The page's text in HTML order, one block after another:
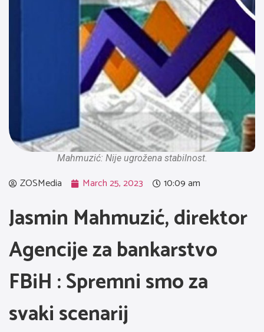
Mahmuzić: Nije ugrožena stabilnost.
ZOSMedia March 25, 2023 10:09 am
Jasmin Mahmuzić, direktor
Agencije za bankarstvo
FBiH : Spremni smo za
svaki scenarij